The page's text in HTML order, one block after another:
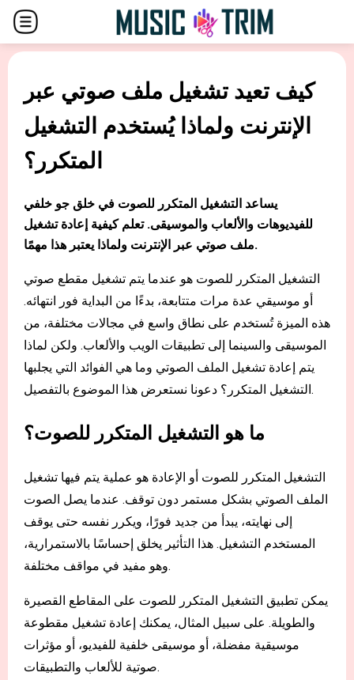
كيف تعيد تشغيل ملف صوتي عبر
الإنترنت ولماذا يُستخدم التشغيل
المتكرر؟
يساعد التشغيل المتكرر للصوت في خلق جو خلفي
للفيديوهات والألعاب والموسيقى. تعلم كيفية إعادة تشغيل
ملف صوتي عبر الإنترنت ولماذا يعتبر هذا مهمًا.
التشغيل المتكرر للصوت هو عندما يتم تشغيل مقطع صوتي
أو موسيقي عدة مرات متتابعة، بدءًا من البداية فور انتهائه.
هذه الميزة تُستخدم على نطاق واسع في مجالات مختلفة، من
الموسيقى والسينما إلى تطبيقات الويب والألعاب. ولكن لماذا
يتم إعادة تشغيل الملف الصوتي وما هي الفوائد التي يجلبها
التشغيل المتكرر؟ دعونا نستعرض هذا الموضوع بالتفصيل.
ما هو التشغيل المتكرر للصوت؟
التشغيل المتكرر للصوت أو الإعادة هو عملية يتم فيها تشغيل
الملف الصوتي بشكل مستمر دون توقف. عندما يصل الصوت
إلى نهايته، يبدأ من جديد فورًا، ويكرر نفسه حتى يوقف
المستخدم التشغيل. هذا التأثير يخلق إحساسًا بالاستمرارية،
وهو مفيد في مواقف مختلفة.
يمكن تطبيق التشغيل المتكرر للصوت على المقاطع القصيرة
والطويلة. على سبيل المثال، يمكنك إعادة تشغيل مقطوعة
موسيقية مفضلة، أو موسيقى خلفية للفيديو، أو مؤثرات
صوتية للألعاب والتطبيقات.